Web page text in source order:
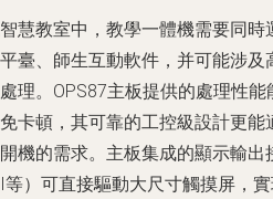
智慧教室中，教學一體機需要同時
臺、師生互動軟件，并可能涉及
理。OPS87主板提供的處理性能
卡頓，其可靠的工控級設計更能
機的需求。主板集成的顯示輸出
等）可直接驅動大尺寸觸摸屏，